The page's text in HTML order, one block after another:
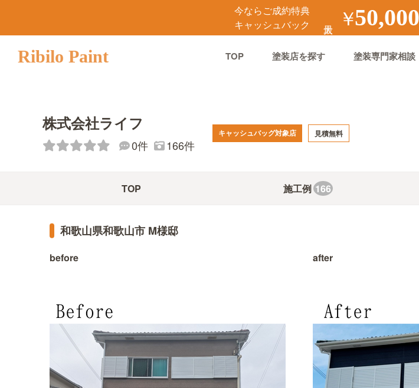
今ならご成約特典
キャッシュバック
￥50,000
Ribilo Paint TOP 塗装店を探す 塗装専門家相談
株式会社ライフ
0件 166件
キャッシュバッグ対象店 見積無料
TOP 施工例 166
和歌山県和歌山市 M様邸
before after